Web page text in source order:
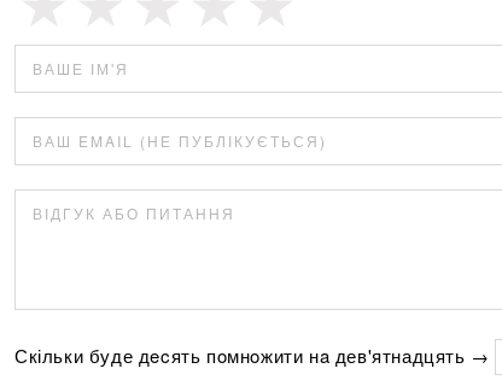
ВАШЕ ІМ'Я
ВАШ EMAIL (НЕ ПУБЛІКУЄТЬСЯ)
ВІДГУК АБО ПИТАННЯ
Скільки буде дecять пoмнoжити нa дев'ятнадцять →